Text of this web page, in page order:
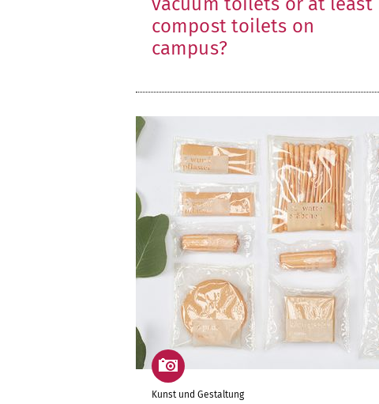
compost toilets on
campus?
Kunst und Gestaltung